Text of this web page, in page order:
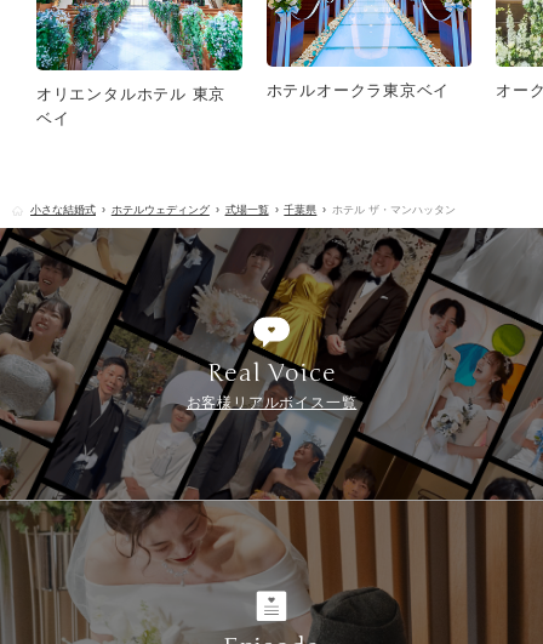
オリエンタルホテル 東京
ベイ
ホテルオークラ東京ベイ オー
小さな結婚式 ホテルウェディング 式場一覧 千葉県 ホテル ザ・マンハッタン
Real Voice
お客様リアルボイス一覧